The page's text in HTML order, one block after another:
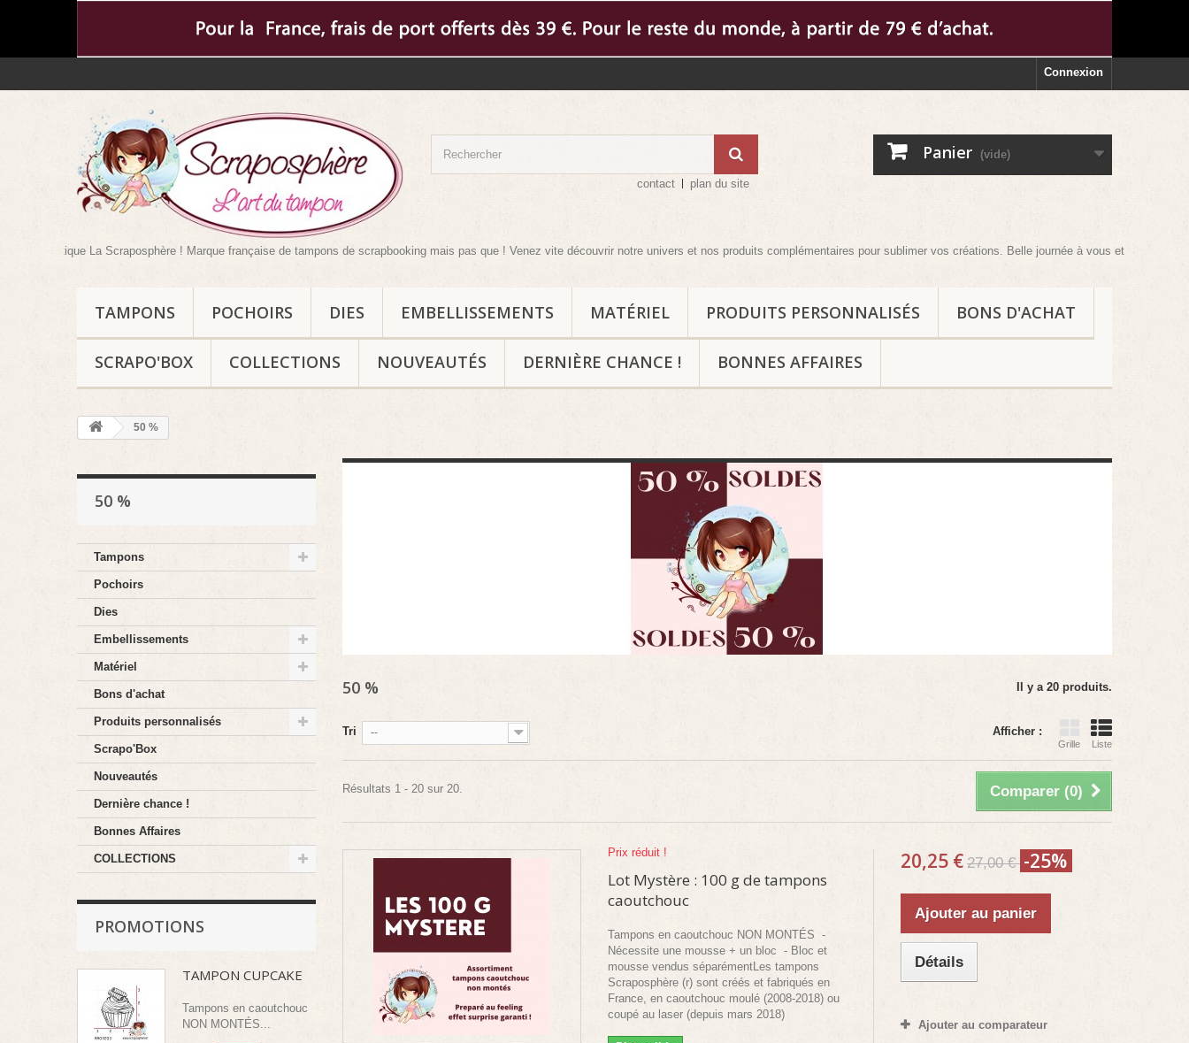
Connexion
Panier (vide)
contact plan du site
La Scraposphère ! Marque française de tampons de scrapbooking mais pas que ! Venez vite découvrir notre univers et nos produits complémentaires pour sublimer vos créations. Belle journée à vous et au plaisir !
TAMPONS POCHOIRS DIES EMBELLISSEMENTS MATÉRIEL PRODUITS PERSONNALISÉS BONS D'ACHAT
SCRAPO'BOX COLLECTIONS NOUVEAUTÉS DERNIÈRE CHANCE ! BONNES AFFAIRES
50 %
50 %
Tampons
Pochoirs
Dies
Embellissements
Matériel
Bons d'achat
Produits personnalisés
Scrapo'Box
Nouveautés
Dernière chance !
Bonnes Affaires
COLLECTIONS
PROMOTIONS
TAMPON CUPCAKE
Tampons en caoutchouc
NON MONTÉS...
50 % Il y a 20 produits.
Afficher :
Grille Liste
Tri --
Comparer (0)
Résultats 1 - 20 sur 20.
Prix réduit !
Lot Mystère : 100 g de tampons
caoutchouc
Tampons en caoutchouc NON MONTÉS -
Nécessite une mousse + un bloc - Bloc et
mousse vendus séparémentLes tampons
Scraposphère (r) sont créés et fabriqués en
France, en caoutchouc moulé (2008-2018) ou
coupé au laser (depuis mars 2018)
20,25 € 27,00 € -25%
Ajouter au panier
Détails
Ajouter au comparateur